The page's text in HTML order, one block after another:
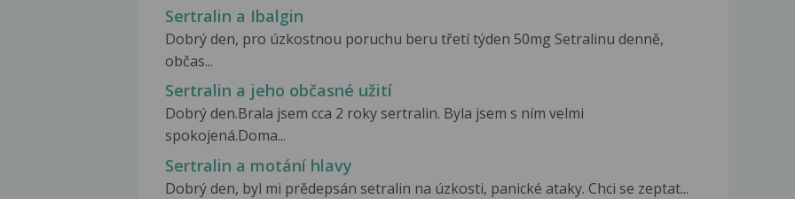
Sertralin a Ibalgin
Dobrý den, pro úzkostnou poruchu beru třetí týden 50mg Setralinu denně,
občas...
Sertralin a jeho občasné užití
Dobrý den.Brala jsem cca 2 roky sertralin. Byla jsem s ním velmi
spokojená.Doma...
Sertralin a motání hlavy
Dobrý den, byl mi prědepsán setralin na úzkosti, panické ataky. Chci se zeptat...